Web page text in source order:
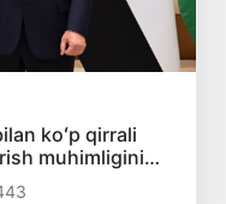
koʻp qirrali
muhimligini